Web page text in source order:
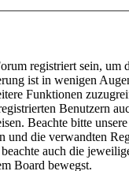
registriert sein, um
ist in wenigen
Funktionen
Benutzern
Beachte bitte unsere
und die verwandten
auch die
Board bewegst.